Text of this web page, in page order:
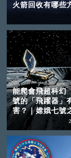
火箭回收有哪些
能爬會飛超科
號的「飛躍器」
害？｜嫦娥七號